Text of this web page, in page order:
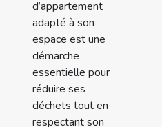
d’appartement
adapté à son
espace est une
démarche
essentielle pour
réduire ses
déchets tout en
respectant son